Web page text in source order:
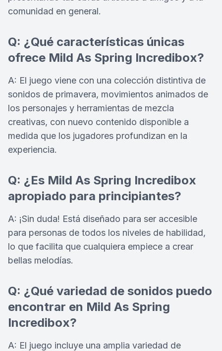
comunidad en general.
Q: ¿Qué características únicas
ofrece Mild As Spring Incredibox?
A: El juego viene con una colección distintiva de
sonidos de primavera, movimientos animados de
los personajes y herramientas de mezcla
creativas, con nuevo contenido disponible a
medida que los jugadores profundizan en la
experiencia.
Q: ¿Es Mild As Spring Incredibox
apropiado para principiantes?
A: ¡Sin duda! Está diseñado para ser accesible
para personas de todos los niveles de habilidad,
lo que facilita que cualquiera empiece a crear
bellas melodías.
Q: ¿Qué variedad de sonidos puedo
encontrar en Mild As Spring
Incredibox?
A: El juego incluye una amplia variedad de